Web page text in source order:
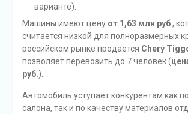
варианте).
Машины имеют цену от 1,63 млн руб.,
считается низкой для полноразмерных
российском рынке продается Chery
позволяет перевозить до 7 человек (
руб.).
Автомобиль уступает конкурентам как
салона, так и по качеству материалов